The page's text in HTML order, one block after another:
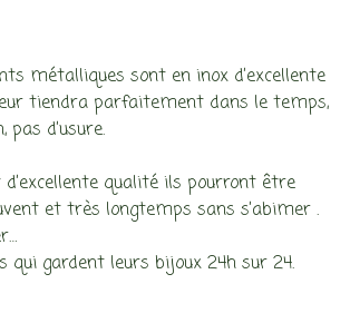
métalliques sont en inox d’excellente
tiendra parfaitement dans le temps,
pas d’usure.
qualité ils pourront être
et très longtemps sans s’abimer .
qui gardent leurs bijoux 24h sur 24.